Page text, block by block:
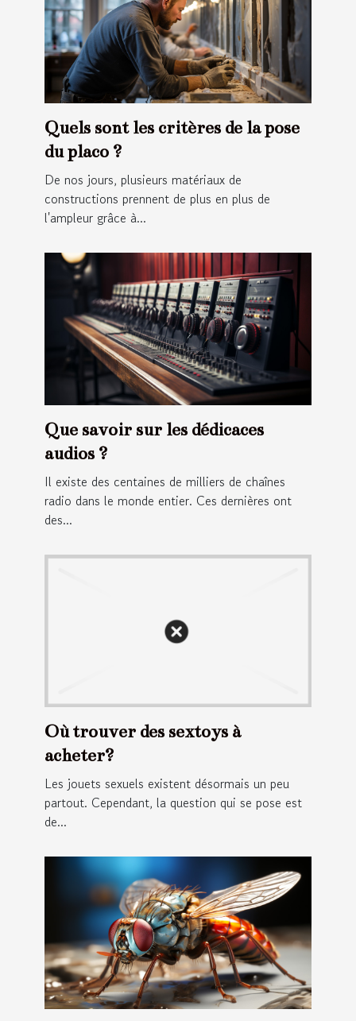
Quels sont les critères de la pose
du placo ?
De nos jours, plusieurs matériaux de
constructions prennent de plus en plus de
l'ampleur grâce à...
Que savoir sur les dédicaces
audios ?
Il existe des centaines de milliers de chaînes
radio dans le monde entier. Ces dernières ont
des...
Où trouver des sextoys à
acheter?
Les jouets sexuels existent désormais un peu
partout. Cependant, la question qui se pose est
de...